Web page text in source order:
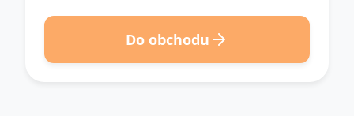
Do obchodu